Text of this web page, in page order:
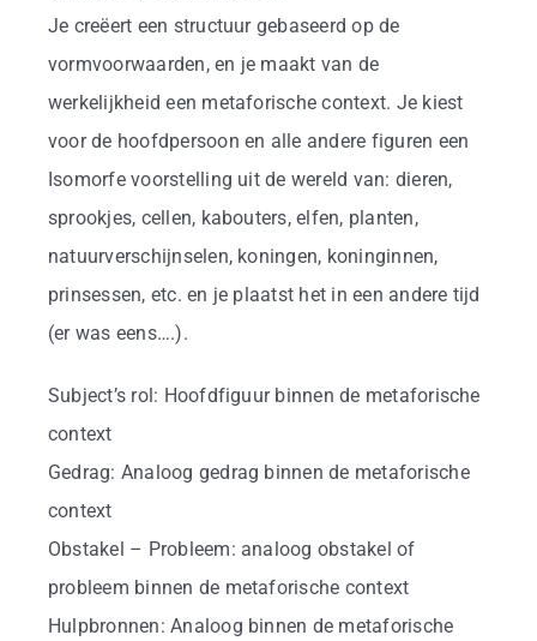
Je creëert een structuur gebaseerd op de
vormvoorwaarden, en je maakt van de
werkelijkheid een metaforische context. Je kiest
voor de hoofdpersoon en alle andere figuren een
Isomorfe voorstelling uit de wereld van: dieren,
sprookjes, cellen, kabouters, elfen, planten,
natuurverschijnselen, koningen, koninginnen,
prinsessen, etc. en je plaatst het in een andere tijd
(er was eens….).
Subject’s rol: Hoofdfiguur binnen de metaforische
context
Gedrag: Analoog gedrag binnen de metaforische
context
Obstakel – Probleem: analoog obstakel of
probleem binnen de metaforische context
Hulpbronnen: Analoog binnen de metaforische